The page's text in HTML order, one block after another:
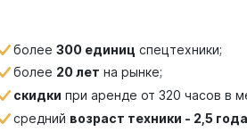
более 300 единиц спецтехники;
более 20 лет на рынке;
скидки при аренде от 320 часов в
средний возраст техники - 2,5 года